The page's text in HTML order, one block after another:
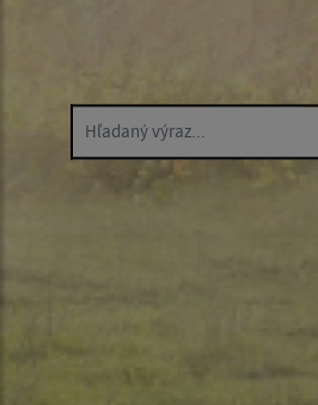
Hľadaný výraz...